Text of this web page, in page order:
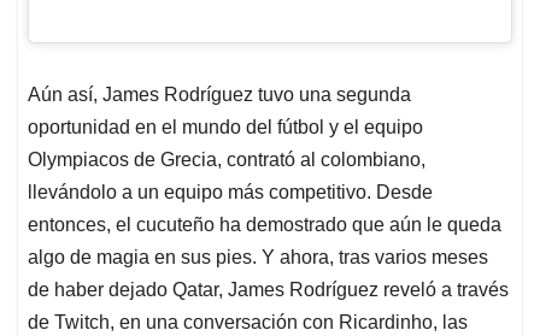
Aún así, James Rodríguez tuvo una segunda
oportunidad en el mundo del fútbol y el equipo
Olympiacos de Grecia, contrató al colombiano,
llevándolo a un equipo más competitivo. Desde
entonces, el cucuteño ha demostrado que aún le queda
algo de magia en sus pies. Y ahora, tras varios meses
de haber dejado Qatar, James Rodríguez reveló a través
de Twitch, en una conversación con Ricardinho, las